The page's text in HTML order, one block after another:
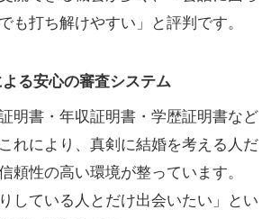
も打ち解けやすい」と評判です。
る安心の審査システム
明書・年収証明書・学歴証明書など
れにより、真剣に結婚を考える人だ
頼性の高い環境が整っています。
している人とだけ出会いたい」とい